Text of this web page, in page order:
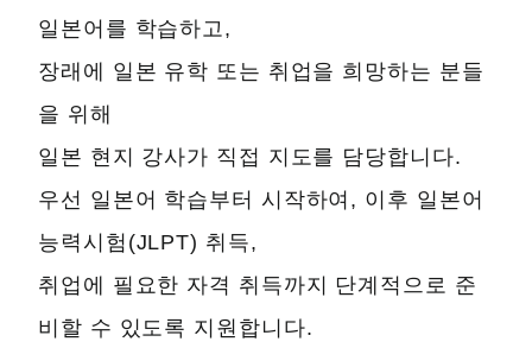
일본어를 학습하고,
장래에 일본 유학 또는 취업을 희망하는 분들
을 위해
일본 현지 강사가 직접 지도를 담당합니다.
우선 일본어 학습부터 시작하여, 이후 일본어
능력시험(JLPT) 취득,
취업에 필요한 자격 취득까지 단계적으로 준
비할 수 있도록 지원합니다.